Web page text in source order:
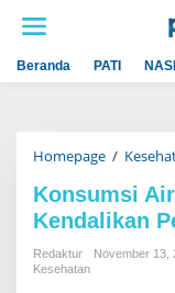
Beranda PATI
Homepage /
Konsumsi
Kendalikan
Redaktur
November 13,
Kesehatan